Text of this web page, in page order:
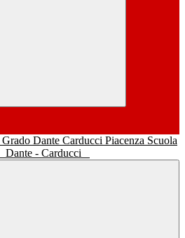
Scuola
Dante - Carducci